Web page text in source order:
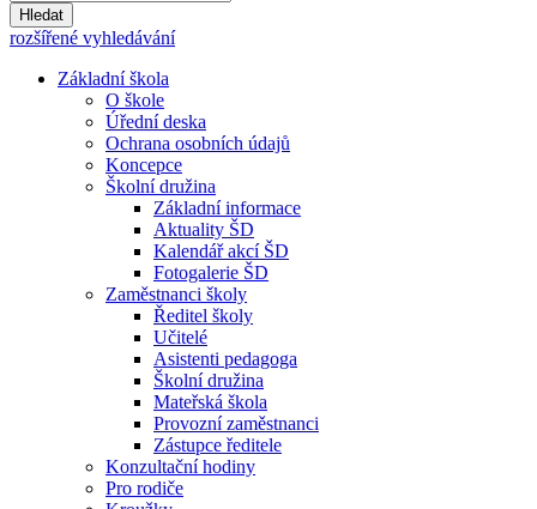
Hledat
rozšířené vyhledávání
Základní škola
O škole
Úřední deska
Ochrana osobních údajů
Koncepce
Školní družina
Základní informace
Aktuality ŠD
Kalendář akcí ŠD
Fotogalerie ŠD
Zaměstnanci školy
Ředitel školy
Učitelé
Asistenti pedagoga
Školní družina
Mateřská škola
Provozní zaměstnanci
Zástupce ředitele
Konzultační hodiny
Pro rodiče